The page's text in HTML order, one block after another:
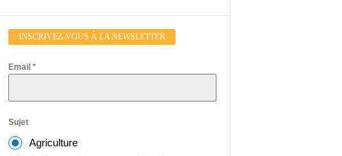
INSCRIVEZ-VOUS À LA NEWSLETTER
Email *
Sujet
Agriculture